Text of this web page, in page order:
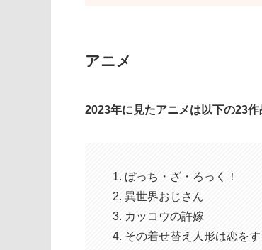
アニメ
2023年に見たアニメは以下の23作
ぼっち・ざ・ろっく！
異世界おじさん
カッコウの許嫁
その着せ替え人形は恋をす